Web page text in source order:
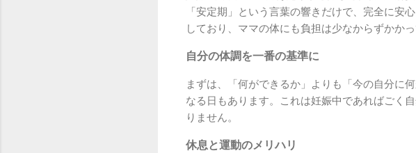
「安定期」という言葉の響きだけで、完全に安
しており、ママの体にも負担は少なからずかかっ
自分の体調を一番の基準に
まずは、「何ができるか」よりも「今の自分に
なる日もあります。これは妊娠中であればごく
りません。
休息と運動のメリハリ